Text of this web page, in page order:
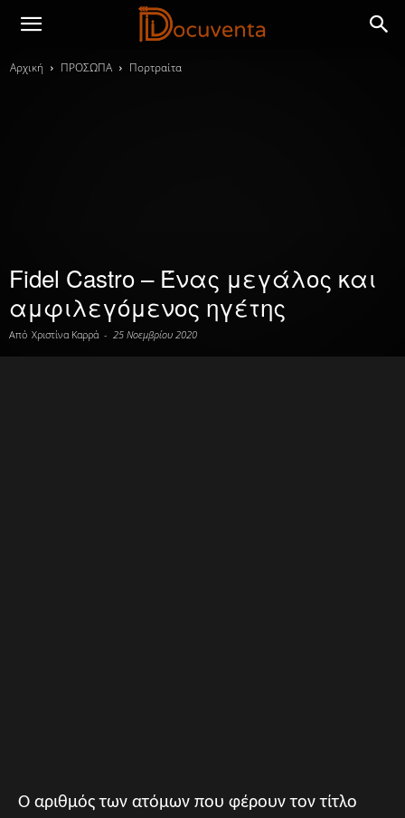
Αρχική ΠΡΟΣΩΠΑ Πορτραίτα
Fidel Castro – Ένας μεγάλος και
αμφιλεγόμενος ηγέτης
Από Χριστίνα Καρρά - 25 Νοεμβρίου 2020
Ο αριθμός των ατόμων που φέρουν τον τίτλο